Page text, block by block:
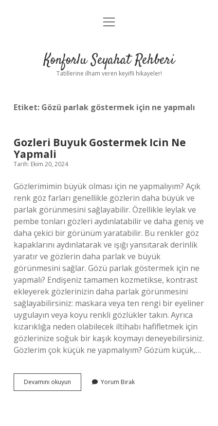
Anasayfa
Yasal Uyarı
menüyü
Konforlu Seyahat Rehberi
Tatillerine ilham veren keyifli hikayeler!
Etiket: Gözü parlak göstermek için ne yapmalı
Gozleri Buyuk Gostermek Icin Ne
Yapmali
Tarih: Ekim 20, 2024
Gözlerimimin büyük olması için ne yapmalıyım? Açık
renk göz farları genellikle gözlerin daha büyük ve
parlak görünmesini sağlayabilir. Özellikle leylak ve
pembe tonları gözleri aydınlatabilir ve daha geniş ve
daha çekici bir görünüm yaratabilir. Bu renkler göz
kapaklarını aydınlatarak ve ışığı yansıtarak derinlik
yaratır ve gözlerin daha parlak ve büyük
görünmesini sağlar. Gözü parlak göstermek için ne
yapmalı? Endişeniz tamamen kozmetikse, kontrast
ekleyerek gözlerinizin daha parlak görünmesini
sağlayabilirsiniz: maskara veya ten rengi bir eyeliner
uygulayın veya koyu renkli gözlükler takın. Ayrıca
kızarıklığa neden olabilecek iltihabı hafifletmek için
gözlerinize soğuk bir kaşık koymayı deneyebilirsiniz.
Gözlerim çok küçük ne yapmalıyım? Gözüm küçük,…
Devamını okuyun
Buyuk
Yorum Bırak